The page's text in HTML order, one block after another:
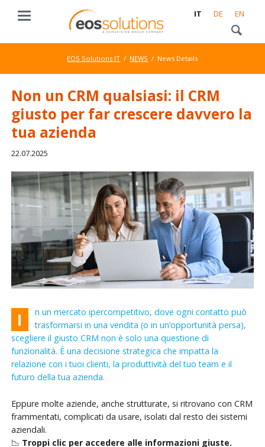
IT DE EN
EOS Solutions IT NEWS News Details
Non un CRM qualsiasi: il CRM
giusto per far crescere davvero la
tua azienda
22.07.2025
I
n un mercato ipercompetitivo, dove ogni contatto può
trasformarsi in una vendita (o in un’opportunità persa),
scegliere il giusto CRM non è solo una questione di
funzionalità. È una decisione strategica che impatta la
relazione con i tuoi clienti, la produttività del tuo team e il
futuro della tua azienda.
Eppure molte aziende, anche strutturate, si ritrovano con CRM
frammentati, complicati da usare, isolati dal resto dei sistemi
aziendali.
📉 Troppi clic per accedere alle informazioni giuste.